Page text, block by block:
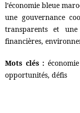
l’économie bleue
une gouvernance
transparents et
financières,
Mots clés :
opportunités, défis